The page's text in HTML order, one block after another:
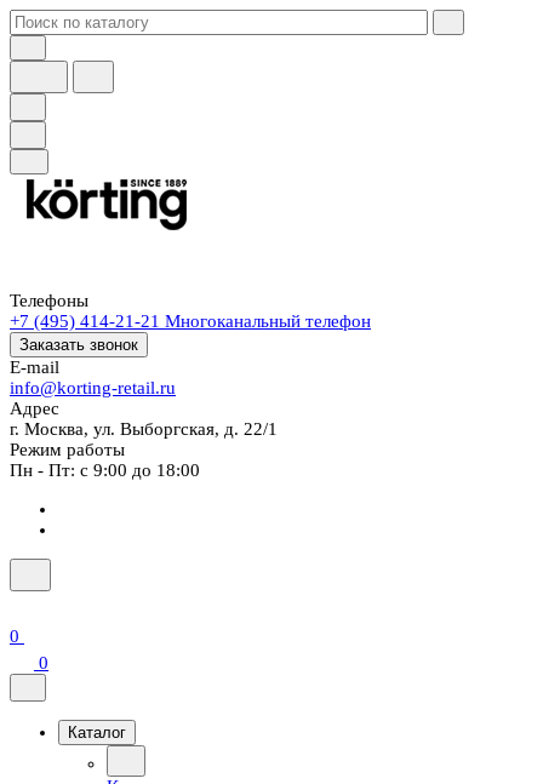
Телефоны
+7 (495) 414-21-21 Многоканальный телефон
Заказать звонок
E-mail
info@korting-retail.ru
Адрес
г. Москва, ул. Выборгская, д. 22/1
Режим работы
Пн - Пт: с 9:00 до 18:00
0
0
Каталог